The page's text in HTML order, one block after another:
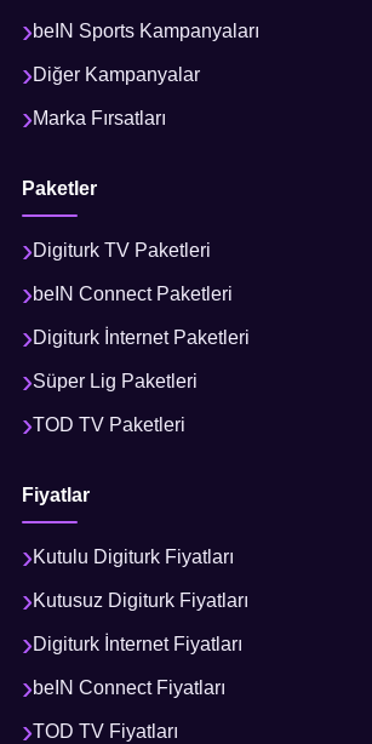
beIN Sports Kampanyaları
Diğer Kampanyalar
Marka Fırsatları
Paketler
Digiturk TV Paketleri
beIN Connect Paketleri
Digiturk İnternet Paketleri
Süper Lig Paketleri
TOD TV Paketleri
Fiyatlar
Kutulu Digiturk Fiyatları
Kutusuz Digiturk Fiyatları
Digiturk İnternet Fiyatları
beIN Connect Fiyatları
TOD TV Fiyatları